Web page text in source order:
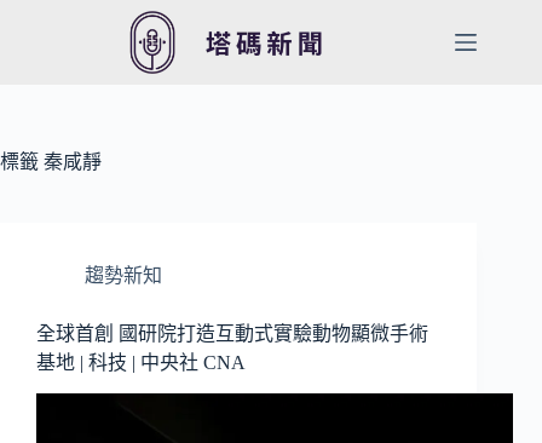
容
標籤 秦咸靜
趨勢新知
全球首創 國研院打造互動式實驗動物顯微手術
基地 | 科技 | 中央社 CNA